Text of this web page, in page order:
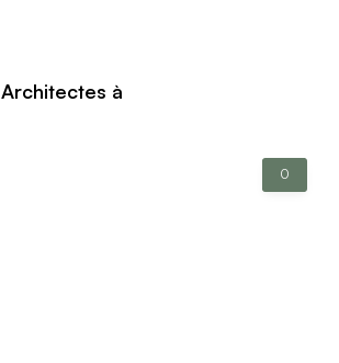
Architectes à
0